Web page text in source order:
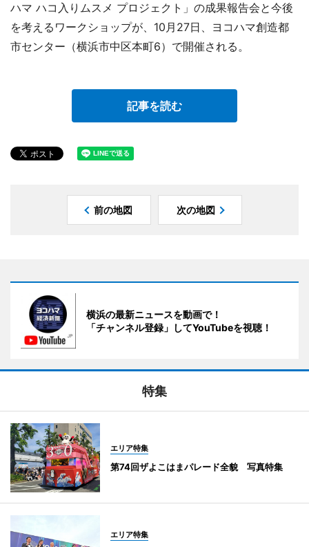
ハマ ハコ入りムスメ プロジェクト」の成果報告会と今後
を考えるワークショップが、10月27日、ヨコハマ創造都
市センター（横浜市中区本町6）で開催される。
記事を読む
前の地図 次の地図
横浜の最新ニュースを動画で！
「チャンネル登録」してYouTubeを視聴！
特集
エリア特集
第74回ザよこはまパレード全貌 写真特集
エリア特集